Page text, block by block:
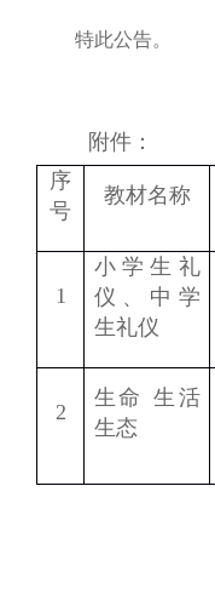
特此公告。
附件：
序
号
教材名称
1
小学生礼
仪、中学
生礼仪
2
生命 生活
生态